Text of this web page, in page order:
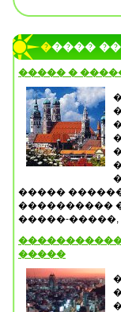
�����
����� �
�����
����������
�����-�����,
�����